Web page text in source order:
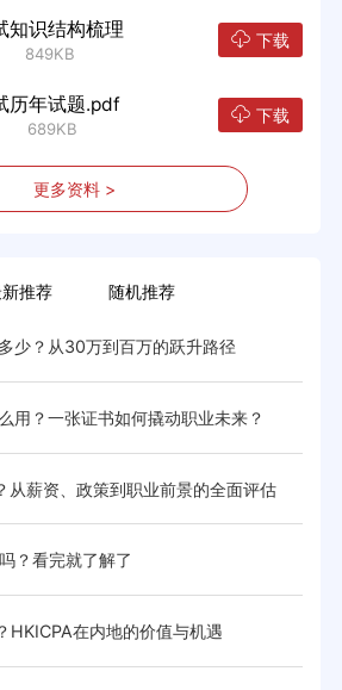
知识结构梳理
849KB
下载
历年试题.pdf
689KB
下载
更多资料 >
推荐 随机推荐
少？从30万到百万的跃升路径
用？一张证书如何撬动职业未来？
从薪资、政策到职业前景的全面评估
？看完就了解了
HKICPA在内地的价值与机遇